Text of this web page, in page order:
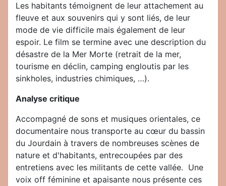
Les habitants témoignent de leur attachement au
fleuve et aux souvenirs qui y sont liés, de leur
mode de vie difficile mais également de leur
espoir. Le film se termine avec une description du
désastre de la Mer Morte (retrait de la mer,
tourisme en déclin, camping engloutis par les
sinkholes, industries chimiques, …).
Analyse critique
Accompagné de sons et musiques orientales, ce
documentaire nous transporte au cœur du bassin
du Jourdain à travers de nombreuses scènes de
nature et d'habitants, entrecoupées par des
entretiens avec les militants de cette vallée. Une
voix off féminine et apaisante nous présente ces